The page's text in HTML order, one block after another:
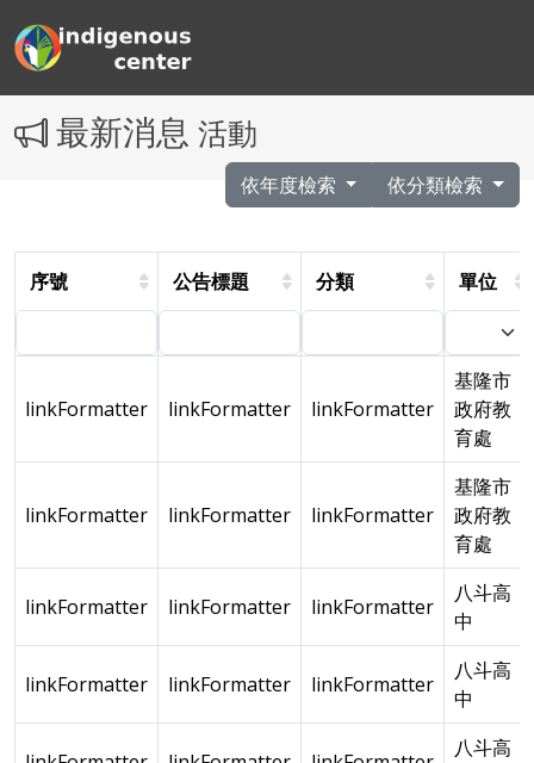
最新消息 活動
依年度檢索 依分類檢索
序號 公告標題 分類 單位
linkFormatter linkFormatter linkFormatter
基隆市
政府教
育處
linkFormatter linkFormatter linkFormatter
基隆市
政府教
育處
linkFormatter linkFormatter linkFormatter
八斗高
中
linkFormatter linkFormatter linkFormatter
八斗高
中
八斗高